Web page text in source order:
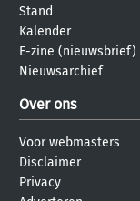
Stand
Kalender
E-zine (nieuwsbrief)
Nieuwsarchief
Over ons
Voor webmasters
Disclaimer
Privacy